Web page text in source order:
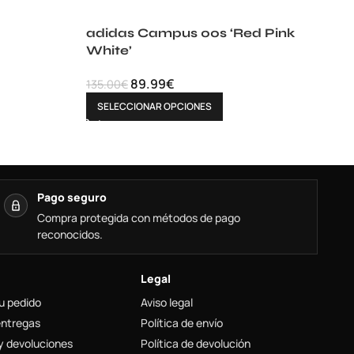
adidas Campus 00s ‘Red Pink
White’
135.00€ 89.99€
SELECCIONAR OPCIONES
Pago seguro
Compra protegida con métodos de pago
reconocidos.
pedido
devoluciones
Legal
Aviso legal
Política de envío
Política de devolución